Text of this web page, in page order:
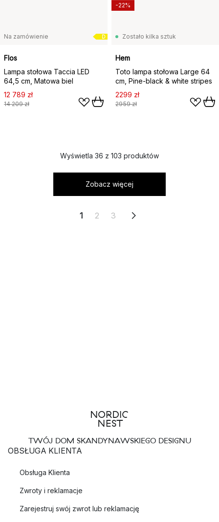
D
Na zamówienie
Flos
Lampa stołowa Taccia LED
64,5 cm, Matowa biel
12 789 zł
14 209 zł
Zostało kilka sztuk
Hem
Toto lampa stołowa Large 64
cm, Pine-black & white stripes
2299 zł
2959 zł
-22%
Wyświetla 36 z 103 produktów
Zobacz więcej
1 2 3
TWÓJ DOM SKANDYNAWSKIEGO DESIGNU
OBSŁUGA KLIENTA
Obsługa Klienta
Zwroty i reklamacje
Zarejestruj swój zwrot lub reklamację